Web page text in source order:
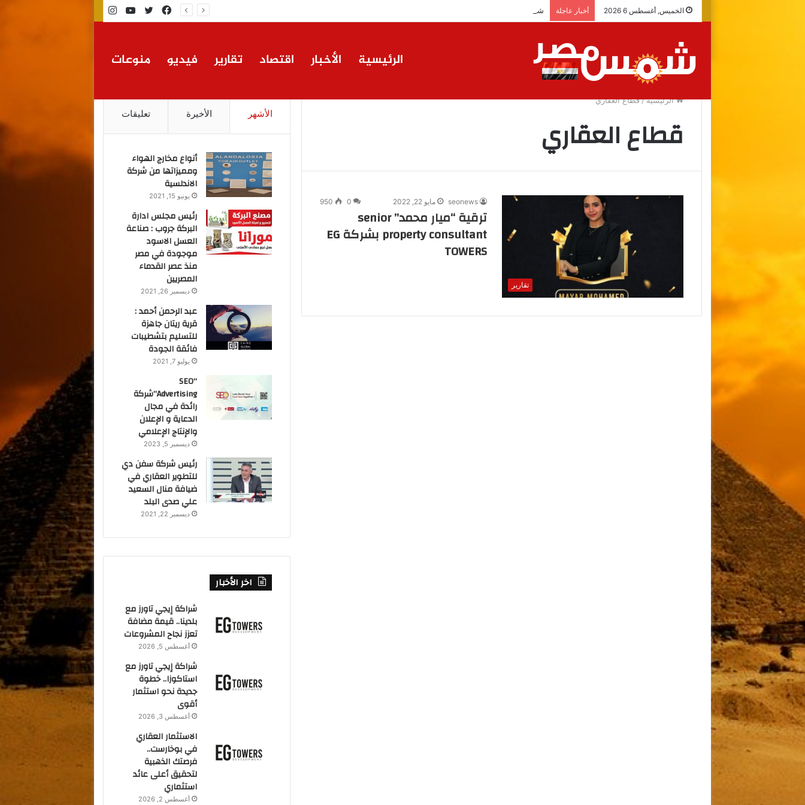
الخميس, أغسطس 6 2026 أخبار عاجلة شراكة إيجي تاورز مع بلدينا.. قيمة مضافة تعزز نجاح المشروعات يوتيوب تويتر
فيسبوك
الرئيسية الأخبار اقتصاد تقارير فيديو منوعات
الرئيسية/قطاع العقاري
قطاع العقاري
تقارير
seonews مايو 22, 2022 0
950
ترقية “ميار محمد” senior
property consultant بشركة EG
TOWERS
الأشهر الأخيرة تعليقات
أنواع مخارج الهواء
ومميزاتها من شركة
الاندلسية
يونيو 15, 2021
رئيس مجلس ادارة
البركة جروب : صناعة
العسل الاسود
موجودة في مصر
منذ عصر القدماء
المصريين
ديسمبر 26, 2021
عبد الرحمن أحمد :
قرية ريتان جاهزة
للتسليم بتشطيبات
فائقة الجودة
يوليو 7, 2021
“SEO
Advertising”شركة
رائدة في مجال
الدعاية و الإعلان
والإنتاج الإعلامي
ديسمبر 5, 2023
رئيس شركة سفن دي
للتطوير العقاري في
ضيافة منال السعيد
علي صدى البلد
ديسمبر 22, 2021
اخر الأخبار
شراكة إيجي تاورز مع
بلدينا.. قيمة مضافة
تعزز نجاح المشروعات
أغسطس 5, 2026
شراكة إيجي تاورز مع
استاكوزا.. خطوة
جديدة نحو استثمار
أقوى
أغسطس 3, 2026
الاستثمار العقاري
في بوخارست..
فرصتك الذهبية
لتحقيق أعلى عائد
استثماري
أغسطس 2, 2026